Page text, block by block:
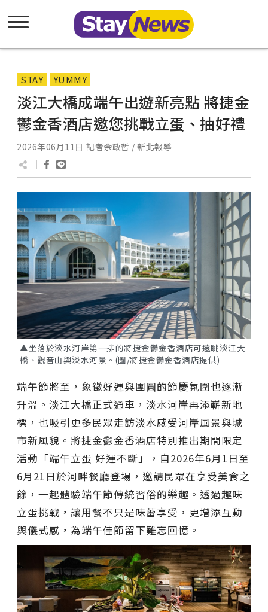
STAY YUMMY
淡江大橋成端午出遊新亮點 將捷金
鬱金香酒店邀您挑戰立蛋、抽好禮
2026年06月11日 記者余政哲 / 新北報導
▲坐落於淡水河岸第一排的將捷金鬱金香酒店可遠眺淡江大
橋、觀音山與淡水河景。(圖/將捷金鬱金香酒店提供)
端午節將至，象徵好運與團圓的節慶氛圍也逐漸
升溫。淡江大橋正式通車，淡水河岸再添嶄新地
標，也吸引更多民眾走訪淡水感受河岸風景與城
市新風貌。將捷金鬱金香酒店特別推出期間限定
活動「端午立蛋 好運不斷」，自2026年6月1日至
6月21日於河畔餐廳登場，邀請民眾在享受美食之
餘，一起體驗端午節傳統習俗的樂趣。透過趣味
立蛋挑戰，讓用餐不只是味蕾享受，更增添互動
與儀式感，為端午佳節留下難忘回憶。